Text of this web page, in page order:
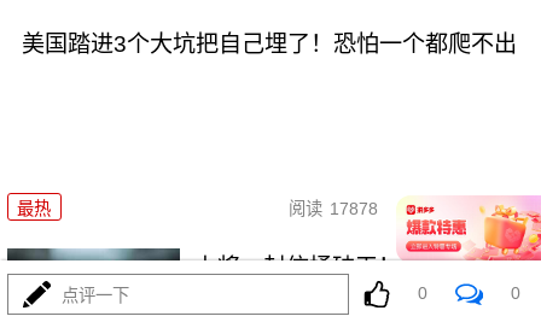
美国踏进3个大坑把自己埋了！恐怕一个都爬不出
最热 阅读 17878 08-03
上将一封信捅破天！美军五艘驱
逐舰要盖三口锅！
点评一下 0 0